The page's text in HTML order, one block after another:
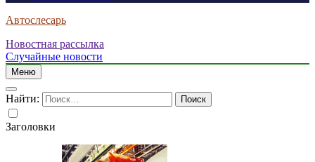
Автослесарь
Новостная рассылка
Случайные новости
Меню
Найти:
Заголовки